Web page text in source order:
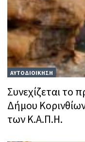
ΑΥΤΟΔΙΟΙΚΗΣΗ
Συνεχίζεται το
Δήμου
των Κ.Α.Π.Η.